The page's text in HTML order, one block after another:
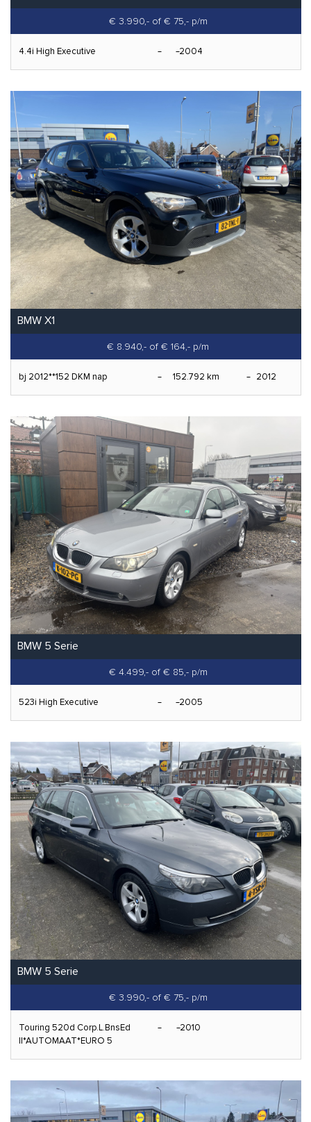
€ 3.990,- of € 75,- p/m
4.4i High Executive 2004
BMW X1
€ 8.940,- of € 164,- p/m
bj 2012**152 DKM nap 152.792 km 2012
BMW 5 Serie
€ 4.499,- of € 85,- p/m
523i High Executive 2005
BMW 5 Serie
€ 3.990,- of € 75,- p/m
Touring 520d Corp.L.BnsEd
II*AUTOMAAT*EURO 5
2010